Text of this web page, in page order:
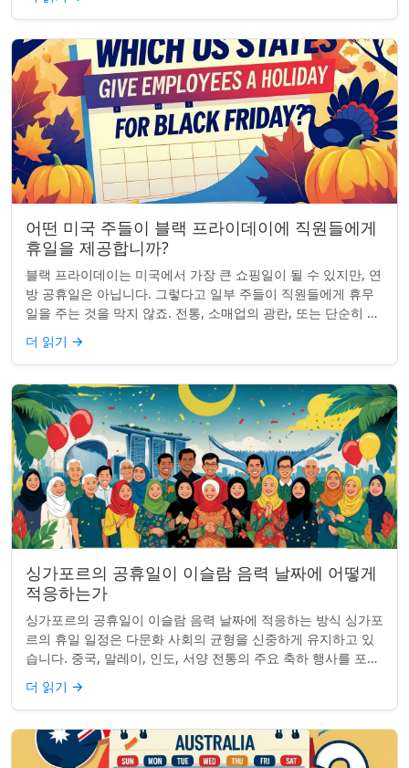
어떤 미국 주들이 블랙 프라이데이에 직원들에게
휴일을 제공합니까?
블랙 프라이데이는 미국에서 가장 큰 쇼핑일이 될 수 있지만, 연
방 공휴일은 아닙니다. 그렇다고 일부 주들이 직원들에게 휴무
일을 주는 것을 막지 않죠. 전통, 소매업의 광란, 또는 단순히 추
수감사절을 연장하는 것과 관...
더 읽기 →
싱가포르의 공휴일이 이슬람 음력 날짜에 어떻게
적응하는가
싱가포르의 공휴일이 이슬람 음력 날짜에 적응하는 방식 싱가포
르의 휴일 일정은 다문화 사회의 균형을 신중하게 유지하고 있
습니다. 중국, 말레이, 인도, 서양 전통의 주요 축하 행사를 포함
하여, 나라의 다양성을 반영합니...
더 읽기 →